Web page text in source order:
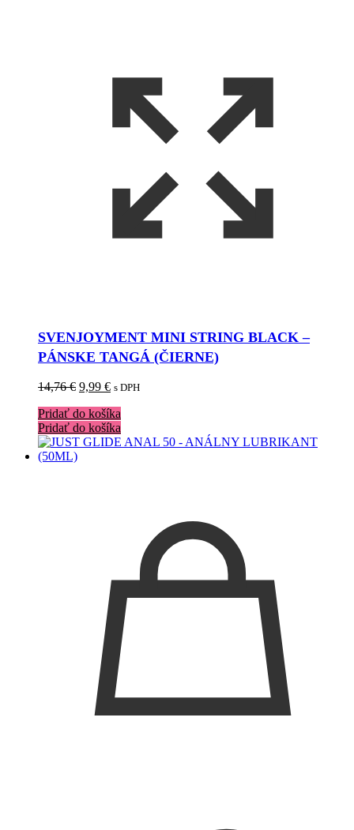
SVENJOYMENT MINI STRING BLACK –
PÁNSKE TANGÁ (ČIERNE)
14,76€ Pôvodná
bola:
14,76 €.
9,99 €Aktuálna
je:
9,99 €.
s DPH
Pridať do košíka
Pridať do košíka